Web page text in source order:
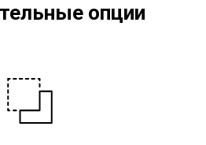
опции